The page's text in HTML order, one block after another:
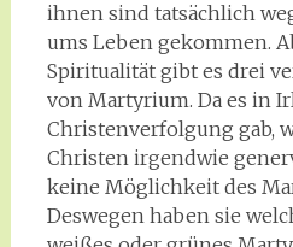
ihnen sind tatsächlich
ums Leben gekommen.
Spiritualität gibt es drei
von Martyrium. Da es in
Christenverfolgung gab,
Christen irgendwie
keine Möglichkeit des
Deswegen haben sie